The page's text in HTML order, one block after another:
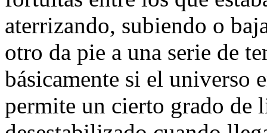
aterrizando, subiendo o
otro da pie a una serie de
básicamente si el universo
permite un cierto grado de